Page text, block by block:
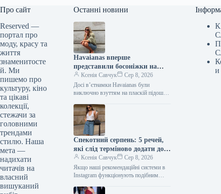
Про сайт
Reserved —
портал про
моду, красу та
життя
знаменитосте
й. Ми
пишемо про
культуру, кіно
та цікаві
колекції,
стежачи за
головними
трендами
стилю. Наша
мета —
надихати
читачів на
власний
вишуканий
Останні новини
Havaianas вперше
представили босоніжки на
підборах — і це
найнеочікуваніше взуття 2027
року
Ксенія Савчук
Сер 8, 2026
Досі вʼєтнамки Havaianas були
виключно взуттям на пласкій підошві.
вперше з’явилися на підборах. Нову
модель представили…
Спекотний серпень: 5 речей,
які слід терміново додати до
свого образу, якщо ви ще
цього не зробили
Ксенія Савчук
Сер 8, 2026
Якщо наші рекомендаційні системи в
Instagram функціонують подібним
помітили тренд Reels, де модниці
и